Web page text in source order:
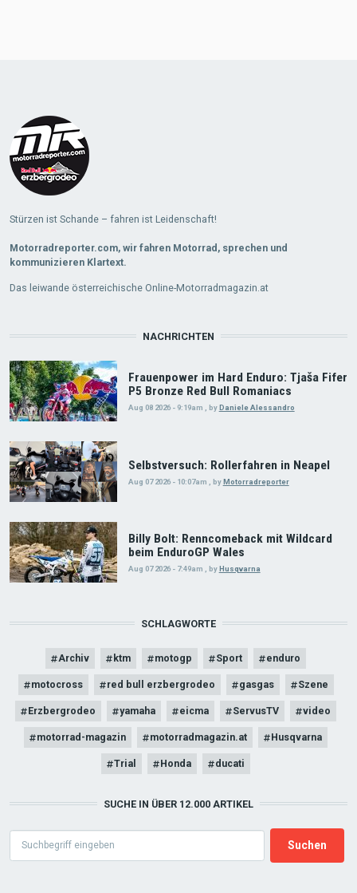
Stürzen ist Schande – fahren ist Leidenschaft!
Motorradreporter.com, wir fahren Motorrad, sprechen und
kommunizieren Klartext.
Das leiwande österreichische Online-Motorradmagazin.at
NACHRICHTEN
Frauenpower im Hard Enduro: Tjaša Fifer
P5 Bronze Red Bull Romaniacs
Aug 08 2026 - 9:19am , by Daniele Alessandro
Selbstversuch: Rollerfahren in Neapel
Aug 07 2026 - 10:07am byMotorradreporter
Billy Bolt: Renncomeback mit Wildcard
beim EnduroGP Wales
Aug 07 2026 - 7:49am byHusqvarna
SCHLAGWORTE
Archiv ktm motogp Sport enduro
motocross red bull erzbergrodeo gasgas Szene
Erzbergrodeo yamaha eicma ServusTV video
motorrad-magazin motorradmagazin.at Husqvarna
Trial Honda ducati
SUCHE IN ÜBER 12.000 ARTIKEL